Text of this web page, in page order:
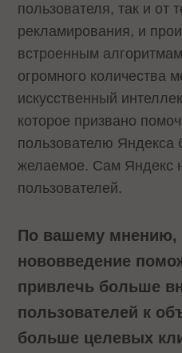
пользователя, так и от
рекламирования, и
встроенным
огромного количества
искусственный
которое призвано
пользователю Яндекса
желаемое. Сам Яндекс
пользователей.
По вашему мнению,
нововведение
привлечь больше
пользователей к
больше целевых